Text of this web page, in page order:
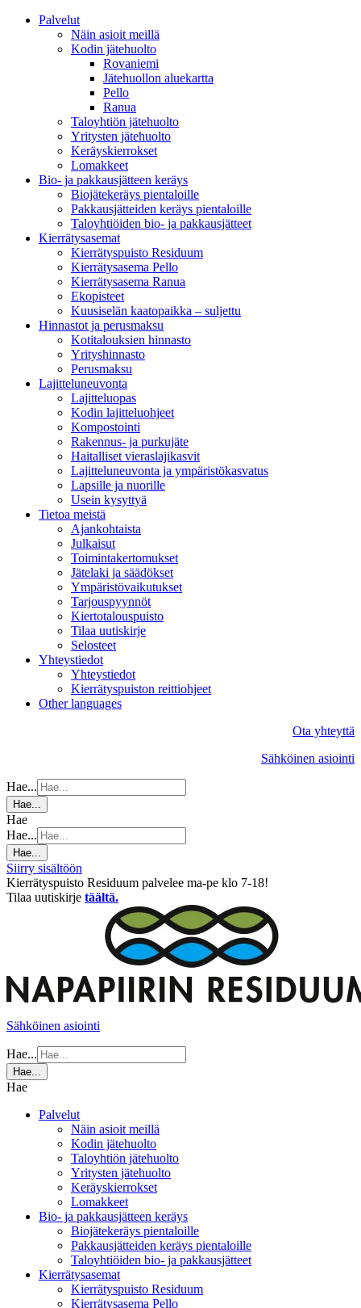
Palvelut
Näin asioit meillä
Kodin jätehuolto
Rovaniemi
Jätehuollon aluekartta
Pello
Ranua
Taloyhtiön jätehuolto
Yritysten jätehuolto
Keräyskierrokset
Lomakkeet
Bio- ja pakkausjätteen keräys
Biojätekeräys pientaloille
Pakkausjätteiden keräys pientaloille
Taloyhtiöiden bio- ja pakkausjätteet
Kierrätysasemat
Kierrätyspuisto Residuum
Kierrätysasema Pello
Kierrätysasema Ranua
Ekopisteet
Kuusiselän kaatopaikka – suljettu
Hinnastot ja perusmaksu
Kotitalouksien hinnasto
Yrityshinnasto
Perusmaksu
Lajitteluneuvonta
Lajitteluopas
Kodin lajitteluohjeet
Kompostointi
Rakennus- ja purkujäte
Haitalliset vieraslajikasvit
Lajitteluneuvonta ja ympäristökasvatus
Lapsille ja nuorille
Usein kysyttyä
Tietoa meistä
Ajankohtaista
Julkaisut
Toimintakertomukset
Jätelaki ja säädökset
Ympäristövaikutukset
Tarjouspyynnöt
Kiertotalouspuisto
Tilaa uutiskirje
Selosteet
Yhteystiedot
Yhteystiedot
Kierrätyspuiston reittiohjeet
Other languages
Ota yhteyttä
Sähköinen asiointi
Hae...
Hae...
Hae
Hae...
Hae...
Siirry sisältöön
Kierrätyspuisto Residuum palvelee ma-pe klo 7-18!
Tilaa uutiskirje täältä.
Sähköinen asiointi
Hae...
Hae...
Hae
Palvelut
Näin asioit meillä
Kodin jätehuolto
Taloyhtiön jätehuolto
Yritysten jätehuolto
Keräyskierrokset
Lomakkeet
Bio- ja pakkausjätteen keräys
Biojätekeräys pientaloille
Pakkausjätteiden keräys pientaloille
Taloyhtiöiden bio- ja pakkausjätteet
Kierrätysasemat
Kierrätyspuisto Residuum
Kierrätysasema Pello